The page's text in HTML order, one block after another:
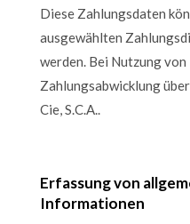
Diese Zahlungsdaten
ausgewählten
werden. Bei Nutzung
Zahlungsabwicklung
Cie, S.C.A..
Erfassung von
Informationen